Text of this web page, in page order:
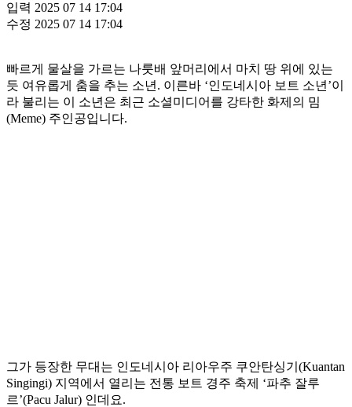
입력 2025 07 14 17:04
수정 2025 07 14 17:04
빠르게 물살을 가르는 나룻배 앞머리에서 마치 땅 위에 있는
듯 여유롭게 춤을 추는 소년. 이른바 ‘인도네시아 보트 소년’이
라 불리는 이 소년은 최근 소셜미디어를 강타한 화제의 밈
(Meme) 주인공입니다.
그가 등장한 무대는 인도네시아 리아우주 쿠안탄싱기(Kuantan
Singingi) 지역에서 열리는 전통 보트 경주 축제 ‘파추 잘루
르’(Pacu Jalur) 인데요.